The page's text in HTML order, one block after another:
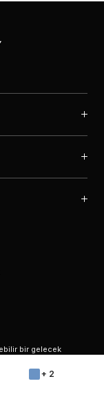
+ 2
bir gelecek
işin
titizlikle
doğru atılmış bir